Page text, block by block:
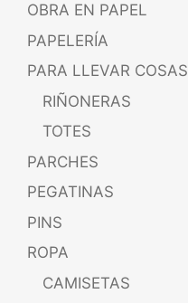
OBRA EN PAPEL
PAPELERÍA
PARA LLEVAR COSAS
RIÑONERAS
TOTES
PARCHES
PEGATINAS
PINS
ROPA
CAMISETAS